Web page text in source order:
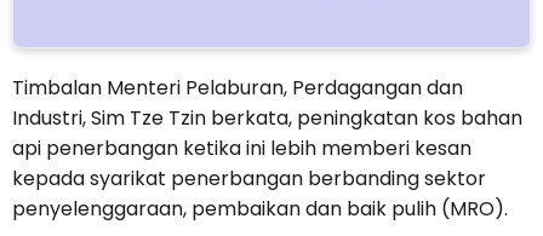
Timbalan Menteri Pelaburan, Perdagangan dan
Industri, Sim Tze Tzin berkata, peningkatan kos bahan
api penerbangan ketika ini lebih memberi kesan
kepada syarikat penerbangan berbanding sektor
penyelenggaraan, pembaikan dan baik pulih (MRO).